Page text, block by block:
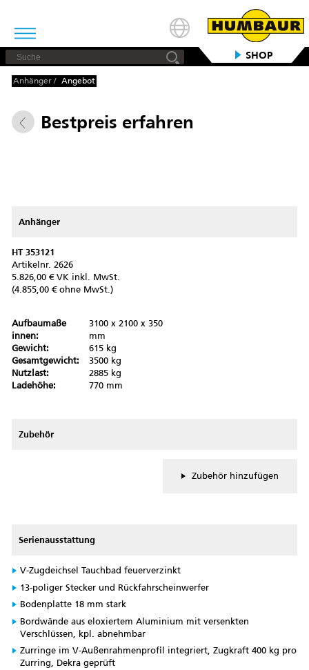
SHOP
Anhänger / Angebot
Bestpreis erfahren
Anhänger
HT 353121
Artikelnr. 2626
5.826,00 € VK inkl. MwSt.
(4.855,00 € ohne MwSt.)
Aufbaumaße
innen:
3100 x 2100 x 350
mm
Gewicht:
615 kg
Gesamtgewicht:
3500 kg
Nutzlast:
2885 kg
Ladehöhe:
770 mm
Zubehör
Zubehör hinzufügen
Serienausstattung
V-Zugdeichsel Tauchbad feuerverzinkt
13-poliger Stecker und Rückfahrscheinwerfer
Bodenplatte 18 mm stark
Bordwände aus eloxiertem Aluminium mit versenkten
Verschlüssen, kpl. abnehmbar
Zurringe im V-Außenrahmenprofil integriert, Zugkraft 400 kg pro
Zurring, Dekra geprüft